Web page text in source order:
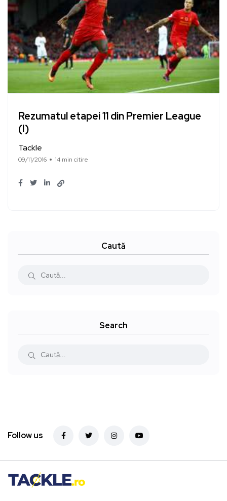
Rezumatul etapei 11 din Premier League
(I)
Tackle
09/11/2016 14 min citire
Caută
Search
Follow us